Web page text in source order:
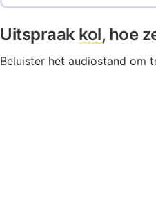
Uitspraak kol, hoe
Beluister het audiostand om